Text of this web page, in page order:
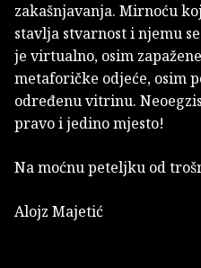
zakašnjavanja. Mirnoću
stavlja stvarnost i njemu
je virtualno, osim
metaforičke odjeće, osim
određenu vitrinu.
pravo i jedino mjesto!
Na moćnu peteljku od
Alojz Majetić